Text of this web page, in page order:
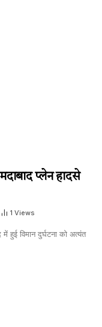
प्लेन हादसे
1 Views
हुई विमान दुर्घटना को अत्यंत